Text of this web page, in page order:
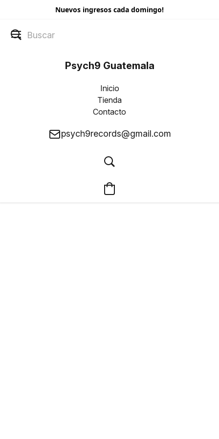
Nuevos ingresos cada domingo!
Psych9 Guatemala
Inicio
Tienda
Contacto
psych9records@gmail.com